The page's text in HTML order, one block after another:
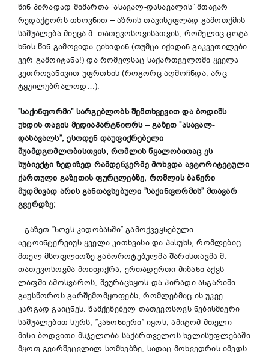
წინ პირადად მიმართა ”ასავალ-დასავალის” მთავარ
რედაქტორს თხოვნით – აზრის თავისუფლად გამოთქმის
საშუალება მიეცა მ. თათევოსოვისათვის, რომელიც ცოტა
ხნის წინ გამოვიდა ციხიდან (თუმცა იქიდან გაკვეთილები
ვერ გამოიტანა!) და რომელსაც საქართველოში ყველა
კეთროვანივით უფრთხის (როგორც აღმოჩნდა, არც
ტყუილუბრალოდ…).
”საქინფორმი” სარგებლობს შემთხვევით და ბოდიშს
უხდის თავის მედიაპარტნიორს –გაზეთ ”ასავალ-
დასავალს”, ესოდენ დაუფიქრებელი
შუამდგომლობისთვის, რომლის წყალობითაცეს
სუბიექტი ზედიზედ რამდენჯერმე მოხვდა ავტორიტეტული
ქართული გაზეთის ფურცლებზე, რომლის ბანერი
მუდმივად არის განთავსებული ”საქინფორმის” მთავარ
გვერდზე;
– გაზეთ ”ნოეს კიდობანში” გამოქვეყნებული
ავტოინტერვიუს ყველა კითხვასა და პასუხს, რომლებიც
მთელ მსოფლიოზე გაბოროტებულმა შარისთავმა მ.
თათევოსოვმა მოიფიქრა, ერთადერთი მიზანი აქვს –
ლაფში ამოსვაროს, შეურაცხყოს და პირადი ანგარიში
გაუსწოროს გარშემომყოფებს, რომლებმაც ის უკვე
კარგად გაიცნეს. წამქეზებელ თათევოსოვს ნებისმიერი
საშუალებით სურს, ”კანონიერი” იყოს, ამიტომ მთელი
მისი ბოდვითი მსჯელობა საქართველოს ხელისუფლებაში
მყოფ გვარშეცვლილ სომხებზე, სადაც მოხვედრის იმედს